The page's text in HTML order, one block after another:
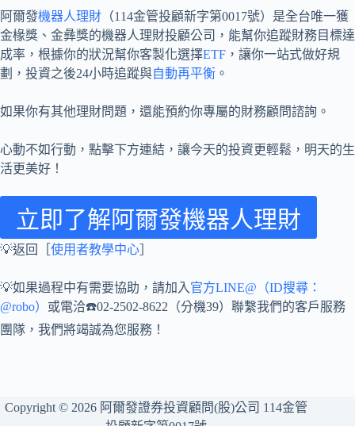
阿爾發機器人理財 （114金管投顧新字第0017號）是全台唯一獲
金椽獎、金彝獎的機器人理財投顧公司，能幫你追蹤財務目標達
成率，根據你的狀況幫你客製化選擇ETF ，讓你一站式做好規
劃，投資之後24小時追蹤與自動再平衡 。
如果你有其他理財問題，還能預約你專屬的財務顧問諮詢。
心動不如行動，點擊下方連結，讓今天的投資更輕鬆，明天的生
活更美好！
立即了解阿爾發機器人理財
💡返回［ 使用者教學中心
💡如果過程中有需要協助，請加入官方LINE@（ID搜尋：
@robo） 或電洽☎️02-2502-8622（分機39）聯繫我們的客戶服務
團隊，我們將竭誠為您服務！
Copyright © 2026 阿爾發證券投資顧問(股)公司 114金管